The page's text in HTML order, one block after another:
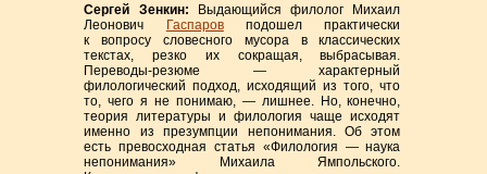
Сергей Зенкин: Выдающийся филолог Михаил
Леонович Гаспаровподошел практически
к вопросу словесного мусора в классических
текстах, резко их сокращая, выбрасывая.
Переводы-резюме — характерный
филологический подход, исходящий из того, что
то, чего я не понимаю, — лишнее. Но, конечно,
теория литературы и филология чаще исходят
именно из презумпции непонимания. Об этом
есть превосходная статья «Филология — наука
непонимания» Михаила Ямпольского.